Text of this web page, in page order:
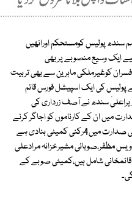
سندھ پولیس کومستحکم اورانھیں
ایک وسیع منصوبے پر بھی
کوغیرملکی ماہرین سے بھی تربیت
پولیس کی ایک اسپیشل فورس قائم
سندھ نے آصف زرداری کی
میں ان کے کارناموں کو اجاگر کرنے
کیلیے صوبائی وزیراطلاعات شرجیل میمن کی صدارت میں4رکنی کمیٹی بنادی ہے
مظفر،صوبائی مشیرخزانہ مرادعلی
قائمخانی شامل ہیں،کمیٹی صوبے کے